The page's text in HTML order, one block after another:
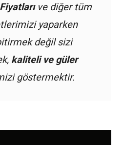
ve diğer tüm
yaparken
değil sizi
kaliteli ve güler
göstermektir.